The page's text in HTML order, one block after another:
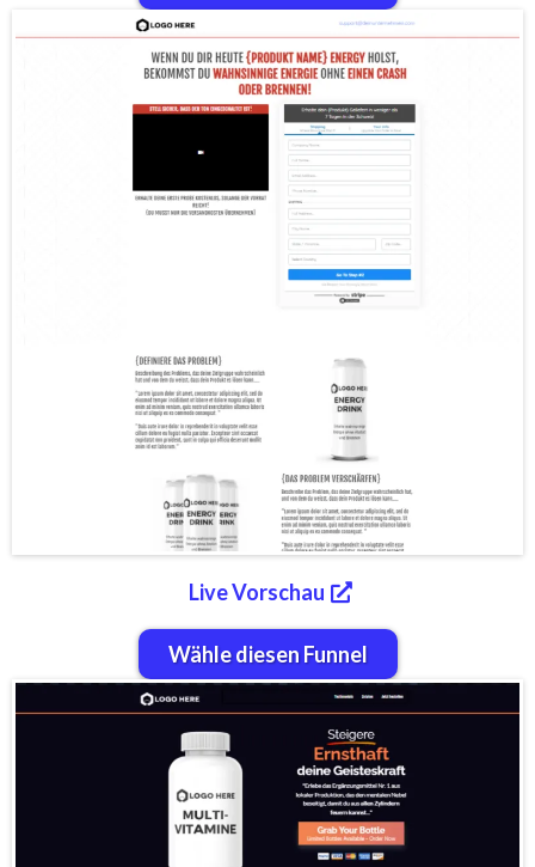
Live Vorschau
Wähle diesen Funnel